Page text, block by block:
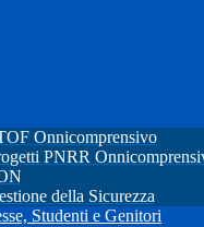
Onnicomprensivo
PNRR
della Sicurezza
Studenti e Genitori